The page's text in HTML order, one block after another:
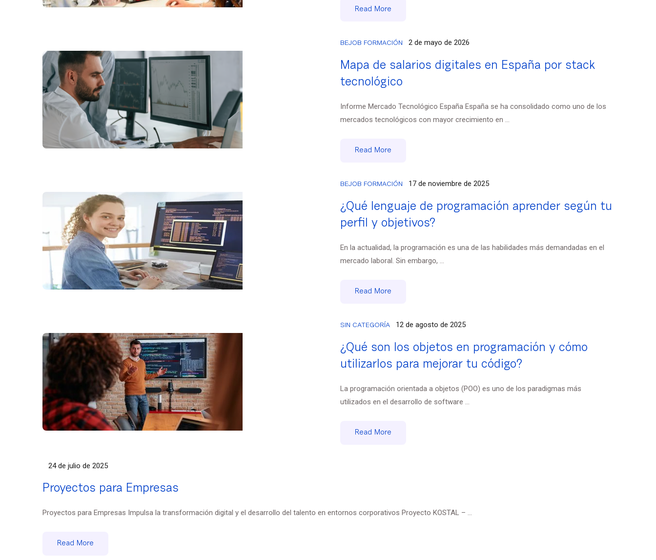
Read More
BEJOB FORMACIÓN 2 de mayo de 2026
Mapa de salarios digitales en España por stack
tecnológico
Informe Mercado Tecnológico España España se ha consolidado como uno de los
mercados tecnológicos con mayor crecimiento en ...
Read More
BEJOB FORMACIÓN 17 de noviembre de 2025
¿Qué lenguaje de programación aprender según tu
perfil y objetivos?
En la actualidad, la programación es una de las habilidades más demandadas en el
mercado laboral. Sin embargo, ...
Read More
SIN CATEGORÍA 12 de agosto de 2025
¿Qué son los objetos en programación y cómo
utilizarlos para mejorar tu código?
La programación orientada a objetos (POO) es uno de los paradigmas más
utilizados en el desarrollo de software ...
Read More
24 de julio de 2025
Proyectos para Empresas
Proyectos para Empresas Impulsa la transformación digital y el desarrollo del talento en entornos corporativos Proyecto KOSTAL – ...
Read More